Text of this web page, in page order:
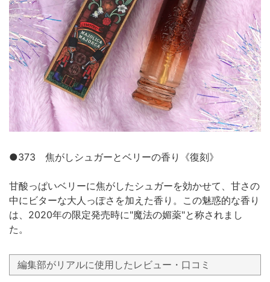
●373 焦がしシュガーとベリーの香り《復刻》
甘酸っぱいベリーに焦がしたシュガーを効かせて、甘さの
中にビターな大人っぽさを加えた香り。この魅惑的な香り
は、2020年の限定発売時に"魔法の媚薬"と称されまし
た。
編集部がリアルに使用したレビュー・口コミ